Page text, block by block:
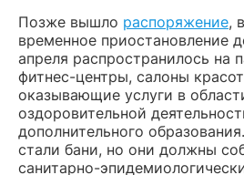
Позже вышло распоряжение,
временное приостановление
апреля распространилось на
фитнес-центры, салоны
оказывающие услуги в
оздоровительной
дополнительного
стали бани, но они должны
санитарно-